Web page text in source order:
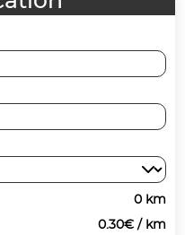
0 km
0.30€ / km